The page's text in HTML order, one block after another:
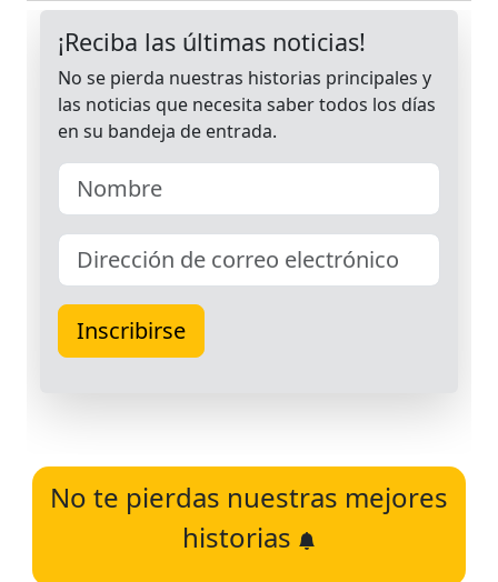
No te pierdas nuestras mejores
historias